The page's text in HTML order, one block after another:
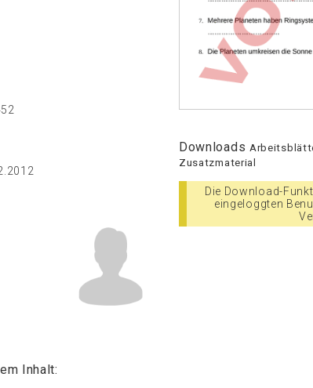
Downloads
Zusatzmaterial
Die Download-
eingeloggten
Inhalt: